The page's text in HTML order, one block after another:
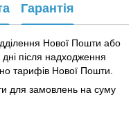
Гарантія
Нової Пошти або
дні після надходження
тарифів Нової Пошти.
для замовлень на суму